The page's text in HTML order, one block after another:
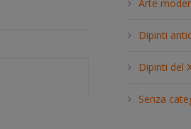
h
Arte
Dipinti
Dipinti del
Senza